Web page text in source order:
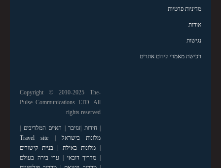
מדיניות פרטיות
אודות
נגישות
רכישת מאמרי קידום אתרים
Copyright © 2010-2025 The-
Pulse Communications LTD. All
rights reserved
|חידות |זנזיבר | האיים המלדיבים |
מלונות בישראל |
Travel site
|מלונות באילת | בניית קישורים
| מדריך דובאי | ערי בירה בעולם